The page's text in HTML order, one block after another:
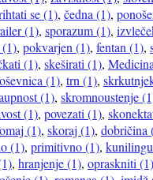
se (1), čedna (1),
(1), sporazum (1),
, pokvarjen (1), fentan (1),
(1), skeširati (1),
(1), trn (1),
(1), skromnoustenje
(1), povezati (1),
(1), skoraj (1), dobričina
(1), primitivno (1),
, hranjenje (1), opraskniti (1)